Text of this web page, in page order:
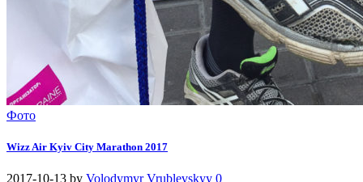
Фото
Wizz Air Kyiv City Marathon 2017
2017-10-13 by Volodymyr Vrublevskyy 0